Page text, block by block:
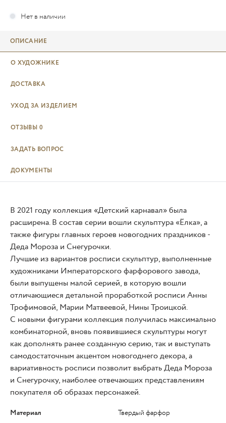
ОПИСАНИЕ
О ХУДОЖНИКЕ
ДОСТАВКА
УХОД ЗА ИЗДЕЛИЕМ
ОТЗЫВЫ 0
ЗАДАТЬ ВОПРОС
ДОКУМЕНТЫ
В 2021 году коллекция «Детский карнавал» была
расширена. В состав серии вошли скульптура «Ёлка», а
также фигуры главных героев новогодних праздников -
Деда Мороза и Снегурочки.
Лучшие из вариантов росписи скульптур, выполненные
художниками Императорского фарфорового завода,
были выпущены малой серией, в которую вошли
отличающиеся детальной проработкой росписи Анны
Трофимовой, Марии Матвеевой, Нины Троицкой.
С новыми фигурами коллекция получилась максимально
комбинаторной, вновь появившиеся скульптуры могут
как дополнять ранее созданную серию, так и выступать
самодостаточным акцентом новогоднего декора, а
вариативность росписи позволит выбрать Деда Мороза
и Снегурочку, наиболее отвечающих представлениям
покупателя об образах персонажей.
Материал
Твердый фарфор